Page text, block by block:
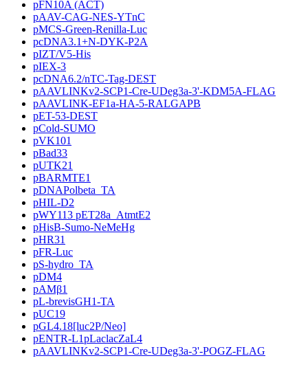
pFN10A (ACT)
pAAV-CAG-NES-YTnC
pMCS-Green-Renilla-Luc
pcDNA3.1+N-DYK-P2A
pIZT/V5-His
pIEX-3
pcDNA6.2/nTC-Tag-DEST
pAAVLINKv2-SCP1-Cre-UDeg3a-3'-KDM5A-FLAG
pAAVLINK-EF1a-HA-5-RALGAPB
pET-53-DEST
pCold-SUMO
pVK101
pBad33
pUTK21
pBARMTE1
pDNAPolbeta_TA
pHIL-D2
pWY113 pET28a_AtmtE2
pHisB-Sumo-NeMeHg
pHR31
pFR-Luc
pS-hydro_TA
pDM4
pAMβ1
pL-brevisGH1-TA
pUC19
pGL4.18[luc2P/Neo]
pENTR-L1pLaclacZaL4
pAAVLINKv2-SCP1-Cre-UDeg3a-3'-POGZ-FLAG